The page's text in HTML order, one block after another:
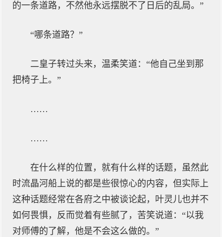
的一条道路，不然他永远摆脱不了日后的乱局。”
“哪条道路？”
二皇子转过头来，温柔笑道：“他自己坐到那
把椅子上。”
……
……
在什么样的位置，就有什么样的话题，虽然此
时流晶河船上说的都是些很惊心的内容，但实际上
这种话题经常在各府之中被谈论起，叶灵儿也并不
如何畏惧，反而觉着有些腻了，苦笑说道：“以我
对师傅的了解，他是不会这么做的。”